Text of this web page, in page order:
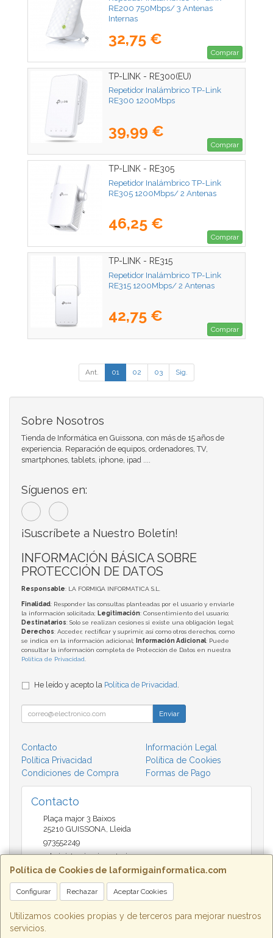
RE200 750Mbps/ 3 Antenas
Internas
32,75 €
Comprar
TP-LINK - RE300(EU)
Repetidor Inalámbrico TP-Link
RE300 1200Mbps
39,99 €
Comprar
TP-LINK - RE305
Repetidor Inalámbrico TP-Link
RE305 1200Mbps/ 2 Antenas
46,25 €
Comprar
TP-LINK - RE315
Repetidor Inalámbrico TP-Link
RE315 1200Mbps/ 2 Antenas
42,75 €
Comprar
Ant. 01 02 03 Sig.
Política de Cookies de laformigainformatica.com
Configurar Rechazar Aceptar Cookies
Utilizamos cookies propias y de terceros para mejorar nuestros
servicios.
Sobre Nosotros
Tienda de Informática en Guissona, con más de 15 años de
experiencia. Reparación de equipos, ordenadores, TV,
smartphones, tablets, iphone, ipad ....
Síguenos en:
¡Suscríbete a Nuestro Boletín!
INFORMACIÓN BÁSICA SOBRE
PROTECCIÓN DE DATOS
Responsable: LA FORMIGA INFORMATICA S.L.
Finalidad: Responder las consultas planteadas por el usuario y enviarle
la información solicitada; Legitimación: Consentimiento del usuario;
Destinatarios: Solo se realizan cesiones si existe una obligación legal;
Derechos: Acceder, rectificar y suprimir, así como otros derechos, como
se indica en la información adicional;
Información Adicional: Puede
consultar la información completa de Protección de Datos en nuestra
Política de Privacidad.
He leído y acepto la Política de Privacidad.
Enviar
Contacto
Información Legal
Política Privacidad
Política de Cookies
Condiciones de Compra
Formas de Pago
Contacto
Plaça major 3 Baixos
25210 GUISSONA, Lleida
973552249
administracio@insectari.com
Horario
Matí de 9 a 13:30 - Tarda 17 a 20:30